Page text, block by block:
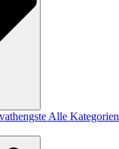
Alle Kategorien